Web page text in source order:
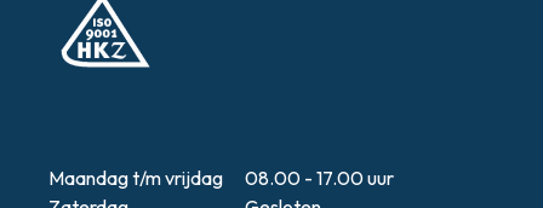
Maandag t/m vrijdag 08.00 - 17.00 uur